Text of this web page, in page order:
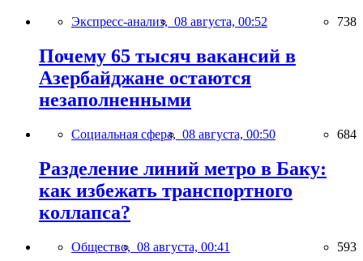
Экспресс-анализ, 08 августа, 00:52 738
Почему 65 тысяч вакансий в
Азербайджане остаются
незаполненными
Социальная сфера, 08 августа, 00:50 684
Разделение линий метро в Баку:
как избежать транспортного
коллапса?
Общество, 08 августа, 00:41 593